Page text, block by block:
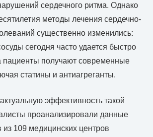
сердечного ритма. Однако
методы лечения сердечно-
существенно изменились:
сегодня часто удается быстро
пациенты получают современные
статины и антиагреганты.
эффективность такой
проанализировали данные
из 109 медицинских центров